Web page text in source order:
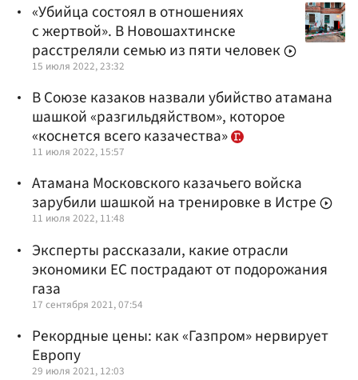
«Убийца состоял в отношениях
с жертвой». В Новошахтинске
расстреляли семью из пяти человек
15 июля 2022, 23:32
В Союзе казаков назвали убийство атамана
шашкой «разгильдяйством», которое
«коснется всего казачества»
11 июля 2022, 15:57
Атамана Московского казачьего войска
зарубили шашкой на тренировке в Истре
11 июля 2022, 11:48
Эксперты рассказали, какие отрасли
экономики ЕС пострадают от подорожания
газа
17 сентября 2021, 07:54
Рекордные цены: как «Газпром» нервирует
Европу
29 июля 2021, 12:03